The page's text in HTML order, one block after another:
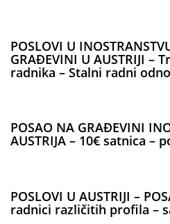
POSLOVI U
GRAĐEVINI U AUSTRIJI –
radnika – Stalni radni
POSAO NA GRAĐEVINI
AUSTRIJA – 10€ satnica –
POSLOVI U AUSTRIJI –
radnici različitih profila –